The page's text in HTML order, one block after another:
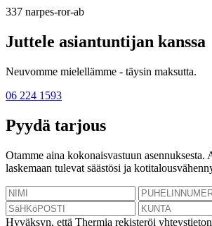
337 narpes-ror-ab
Juttele asiantuntijan kanssa
Neuvomme mielellämme - täysin maksutta.
06 224 1593
Pyydä tarjous
Otamme aina kokonaisvastuun asennuksesta.
laskemaan tulevat säästösi ja
Hyväksyn, että Thermia rekisteröi